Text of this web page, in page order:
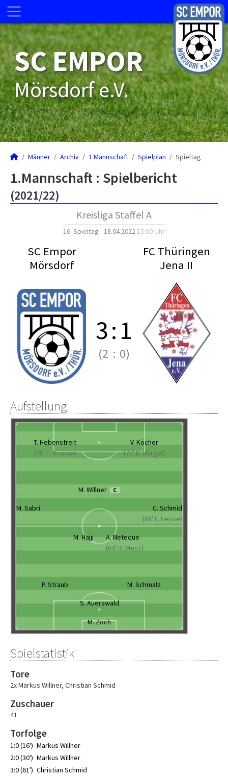
SC EMPOR
Mörsdorf e.V.
Männer Archiv 1.Mannschaft Spielplan Spieltag
1.Mannschaft : Spielbericht
(2021/22)
Kreisliga Staffel A
16. Spieltag - 18.04.2022 15:00 Uhr
SC Empor
Mörsdorf
FC Thüringen
Jena II
3:1
(2 : 0)
Aufstellung
T. Hebenstreit
(70' E. Krause)
V. Köcher
(75' D. Bürgel)
M. Willner C
M. Sabri
C. Schmid
(88' F. Hesse)
M. Hajji
A. Neteque
(64' R. Menz)
P. Straub
M. Schmalz
S. Auerswald
M. Zoch
Spielstatistik
Tore
2x Markus Willner, Christian Schmid
Zuschauer
41
Torfolge
1:0 (16') Markus Willner
2:0 (30') Markus Willner
3:0 (61') Christian Schmid